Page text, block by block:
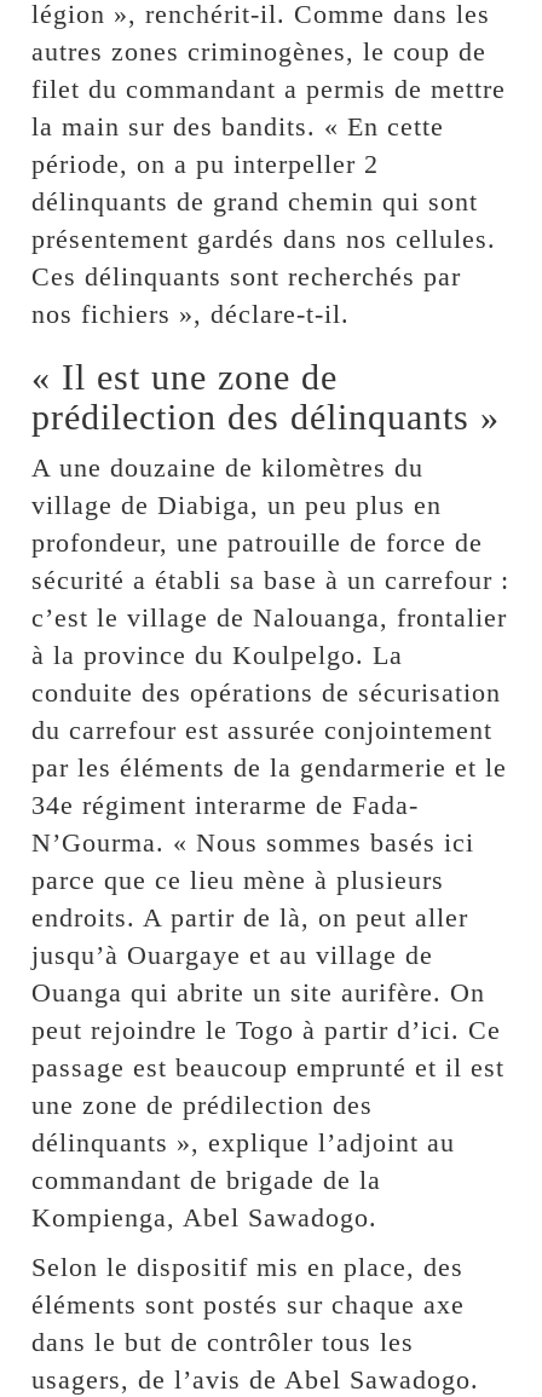
légion », renchérit-il. Comme dans les
autres zones criminogènes, le coup de
filet du commandant a permis de mettre
la main sur des bandits. « En cette
période, on a pu interpeller 2
délinquants de grand chemin qui sont
présentement gardés dans nos cellules.
Ces délinquants sont recherchés par
nos fichiers », déclare-t-il.
« Il est une zone de
prédilection des délinquants »
A une douzaine de kilomètres du
village de Diabiga, un peu plus en
profondeur, une patrouille de force de
sécurité a établi sa base à un carrefour :
c’est le village de Nalouanga, frontalier
à la province du Koulpelgo. La
conduite des opérations de sécurisation
du carrefour est assurée conjointement
par les éléments de la gendarmerie et le
34e régiment interarme de Fada-
N’Gourma. « Nous sommes basés ici
parce que ce lieu mène à plusieurs
endroits. A partir de là, on peut aller
jusqu’à Ouargaye et au village de
Ouanga qui abrite un site aurifère. On
peut rejoindre le Togo à partir d’ici. Ce
passage est beaucoup emprunté et il est
une zone de prédilection des
délinquants », explique l’adjoint au
commandant de brigade de la
Kompienga, Abel Sawadogo.
Selon le dispositif mis en place, des
éléments sont postés sur chaque axe
dans le but de contrôler tous les
usagers, de l’avis de Abel Sawadogo.